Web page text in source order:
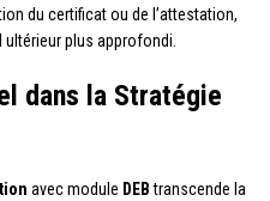
du certificat ou de l’attestation,
ultérieur plus approfondi.
dans la Stratégie
avec module DEBtranscende la